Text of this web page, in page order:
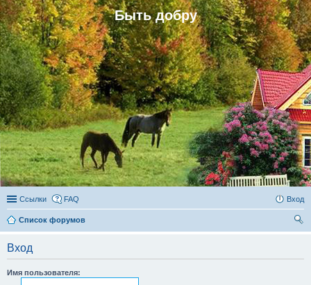
Быть добру
Ссылки FAQ Вход
Список форумов
Вход
Имя пользователя: